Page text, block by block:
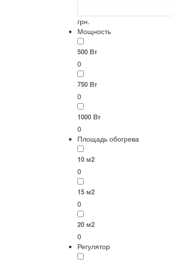
грн.
Мощность
500 Вт
0
750 Вт
0
1000 Вт
0
Площадь обогрева
10 м2
0
15 м2
0
20 м2
0
Регулятор